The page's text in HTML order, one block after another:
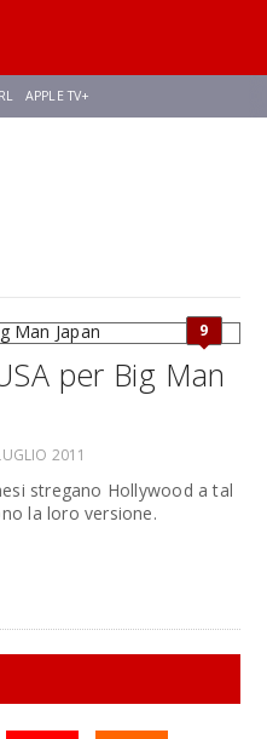
APPLE TV+
9
per Big Man
2011
stregano Hollywood a tal
la loro versione.